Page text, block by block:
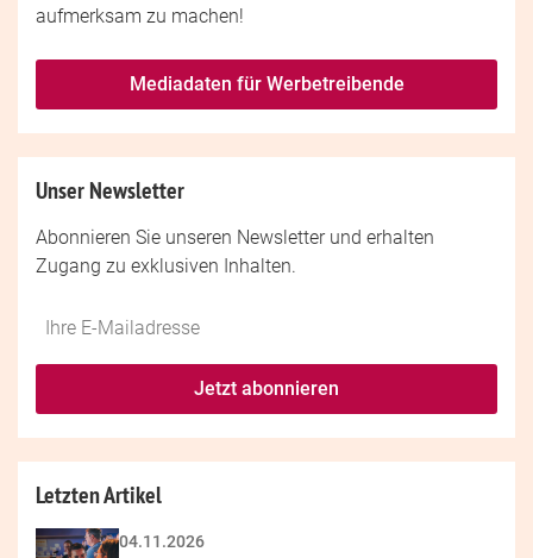
aufmerksam zu machen!
Mediadaten für Werbetreibende
Unser Newsletter
Abonnieren Sie unseren Newsletter und erhalten
Zugang zu exklusiven Inhalten.
Do
fill
*Ihre
Mailadresse:
Jetzt abonnieren
Letzten Artikel
04.11.2026